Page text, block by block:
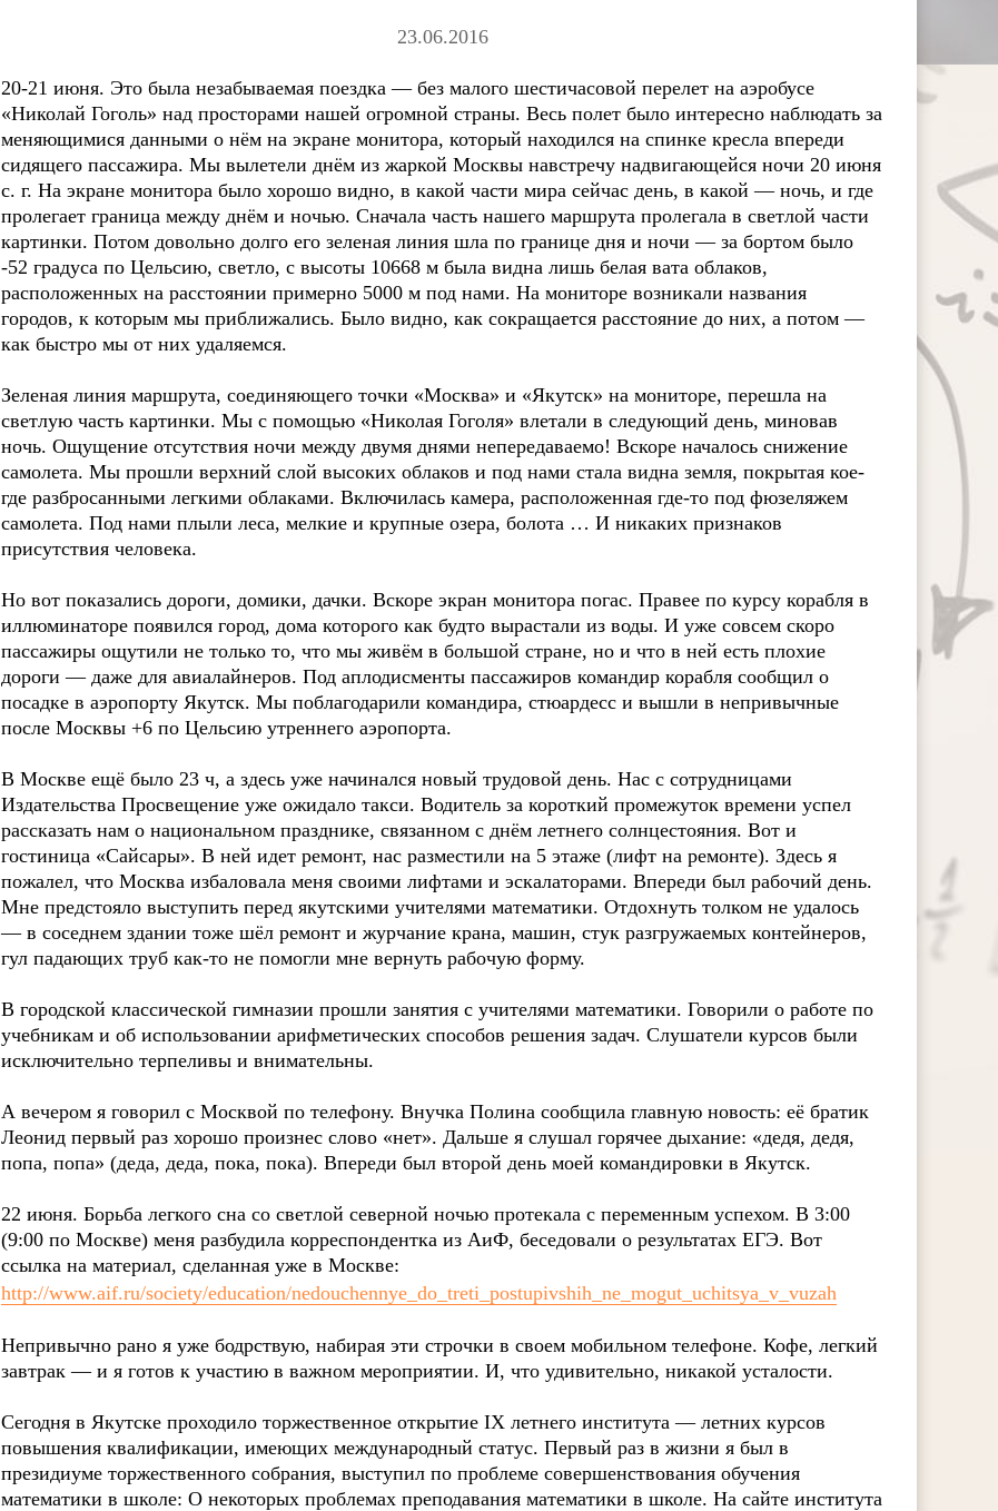
23.06.2016
20-21 июня. Это была незабываемая поездка — без малого шестичасовой перелет на аэробусе
«Николай Гоголь» над просторами нашей огромной страны. Весь полет было интересно наблюдать за
меняющимися данными о нём на экране монитора, который находился на спинке кресла впереди
сидящего пассажира. Мы вылетели днём из жаркой Москвы навстречу надвигающейся ночи 20 июня
с. г. На экране монитора было хорошо видно, в какой части мира сейчас день, в какой — ночь, и где
пролегает граница между днём и ночью.Сначала часть нашего маршрута пролегала в светлой части
картинки. Потом довольно долго его зеленая линия шла по границе дня и ночи — за бортом было
-52 градуса по Цельсию, светло, с высоты 10668 м была видна лишь белая вата облаков,
расположенных на расстоянии примерно 5000 м под нами. На мониторе возникали названия
городов, к которым мы приближались. Было видно, как сокращается расстояние до них, а потом —
как быстро мы от них удаляемся.
Зеленая линия маршрута, соединяющего точки «Москва» и «Якутск» на мониторе, перешла на
светлую часть картинки. Мы с помощью «Николая Гоголя» влетали в следующий день, миновав
ночь. Ощущение отсутствия ночи между двумя днями непередаваемо! Вскоре началось снижение
самолета. Мы прошли верхний слой высоких облаков и под нами стала видна земля, покрытая кое-
где разбросанными легкими облаками. Включилась камера, расположенная где-то под фюзеляжем
самолета. Под нами плыли леса, мелкие и крупные озера, болота … И никаких признаков
присутствия человека.
Но вот показались дороги, домики, дачки. Вскоре экран монитора погас. Правее по курсу корабля в
иллюминаторе появился город, дома которого как будто вырастали из воды. И уже совсем скоро
пассажиры ощутили не только то, что мы живём в большой стране, но и что в ней есть плохие
дороги — даже для авиалайнеров. Под аплодисменты пассажиров командир корабля сообщил о
посадке в аэропорту Якутск. Мы поблагодарили командира, стюардесс и вышли в непривычные
после Москвы +6 по Цельсию утреннего аэропорта.
В Москве ещё было 23 ч, а здесь уже начинался новый трудовой день. Нас с сотрудницами
Издательства Просвещение уже ожидало такси. Водитель за короткий промежуток времени успел
рассказать нам о национальном празднике, связанном с днём летнего солнцестояния. Вот и
гостиница «Сайсары». В ней идет ремонт, нас разместили на 5 этаже (лифт на ремонте). Здесь я
пожалел, что Москва избаловала меня своими лифтами и эскалаторами. Впереди был рабочий день.
Мне предстояло выступить перед якутскими учителями математики. Отдохнуть толком не удалось
— в соседнем здании тоже шёл ремонт и журчание крана, машин, стук разгружаемых контейнеров,
гул падающих труб как-то не помогли мне вернуть рабочую форму.
В городской классической гимназии прошли занятия с учителями математики. Говорили о работе по
учебникам и об использовании арифметических способов решения задач. Слушатели курсов были
исключительно терпеливы и внимательны.
А вечером я говорил с Москвой по телефону. Внучка Полина сообщила главную новость: её братик
Леонид первый раз хорошо произнес слово «нет». Дальше я слушал горячее дыхание: «дедя, дедя,
попа, попа» (деда, деда, пока, пока). Впереди был второй день моей командировки в Якутск.
22 июня. Борьба легкого сна со светлой северной ночью протекала с переменным успехом. В 3:00
(9:00 по Москве) меня разбудила корреспондентка из АиФ, беседовали о результатах ЕГЭ. Вот
ссылка на материал, сделанная уже в Москве:
http://www.aif.ru/society/education/nedouchennye_do_treti_postupivshih_ne_mogut_uchitsya_v_vuzah
Непривычно рано я уже бодрствую, набирая эти строчки в своем мобильном телефоне. Кофе, легкий
завтрак — и я готов к участию в важном мероприятии. И, что удивительно, никакой усталости.
Сегодня в Якутске проходило торжественное открытие IX летнего института — летних курсов
повышения квалификации, имеющих международный статус. Первый раз в жизни я был в
президиуме торжественного собрания, выступил по проблеме совершенствования обучения
математики в школе: О некоторых проблемах преподавания математики в школе. На сайте института